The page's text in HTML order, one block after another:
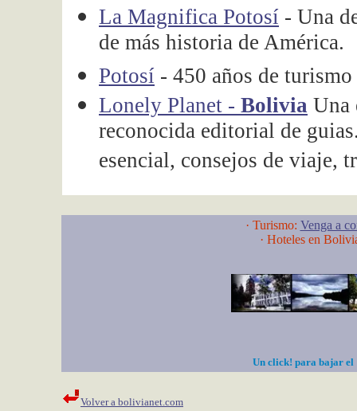
La Magnifica Potosí - Una
de más historia de América.
Potosí - 450 años de
Lonely Planet - Bolivia Una
reconocida editorial de
esencial, consejos de viaje,
· Turismo: Venga a
· Hoteles en
Un click! para bajar el
Volver a bolivianet.com